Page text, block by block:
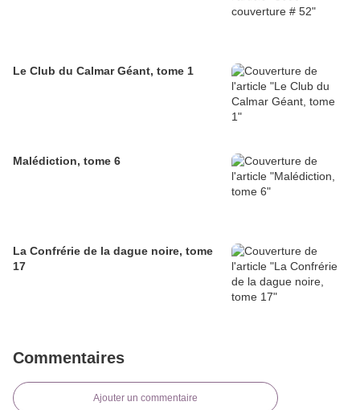
Le Club du Calmar Géant, tome 1
Malédiction, tome 6
La Confrérie de la dague noire, tome
17
Commentaires
Ajouter un commentaire